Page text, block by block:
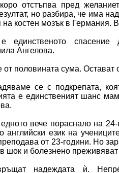
отстъпва пред
но разбира, че има
на костен мозък в
единственото спасение
Ангелова.
половината сума. Остават
се с подкрепата,
е единственият шанс
вече пораснало на 24-
език на
от 23-години. Но
шок и болезнено
надеждата ѝ.